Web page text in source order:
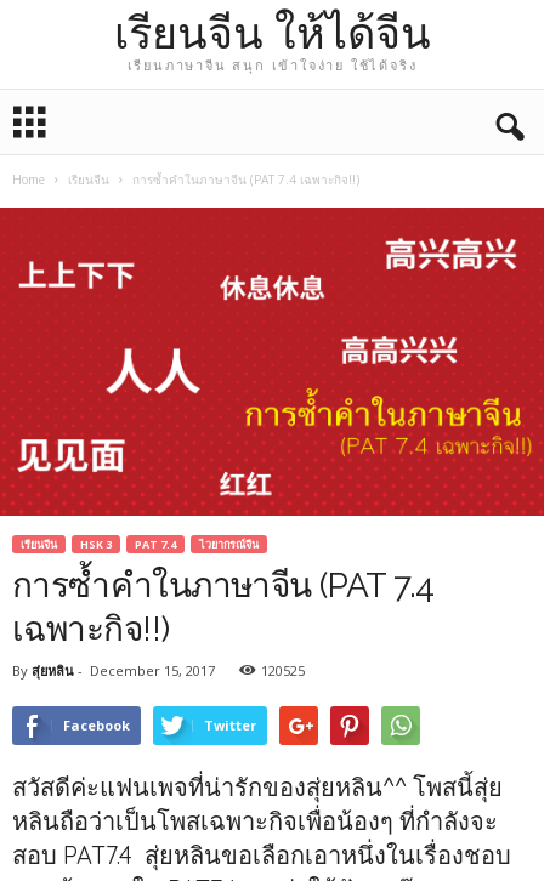
เรียนจีน ให้ได้จีน
เรียนภาษาจีน สนุก เข้าใจง่าย ใช้ได้จริง
Home เรียนจีน การซ้ำคำในภาษาจีน (PAT 7.4 เฉพาะกิจ!!)
เรียนจีน HSK 3 PAT 7.4 ไวยากรณ์จีน
การซ้ำคำในภาษาจีน (PAT 7.4
เฉพาะกิจ!!)
By สุ่ยหลิน - December 15, 2017 120525
Facebook Twitter
สวัสดีค่ะแฟนเพจที่น่ารักของสุ่ยหลิน^^ โพสนี้สุ่ย
หลินถือว่าเป็นโพสเฉพาะกิจเพื่อน้องๆ ที่กำลังจะ
สอบ PAT7.4 สุ่ยหลินขอเลือกเอาหนึ่งในเรื่องชอบ